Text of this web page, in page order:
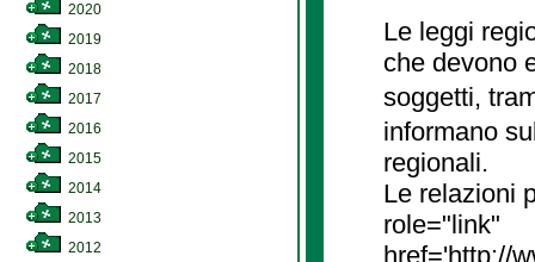
2020
2019
2018
2017
2016
2015
2014
2013
2012
Le leggi
che devono
soggetti,
informano
regionali.
Le relazioni
role="link"
href='http://